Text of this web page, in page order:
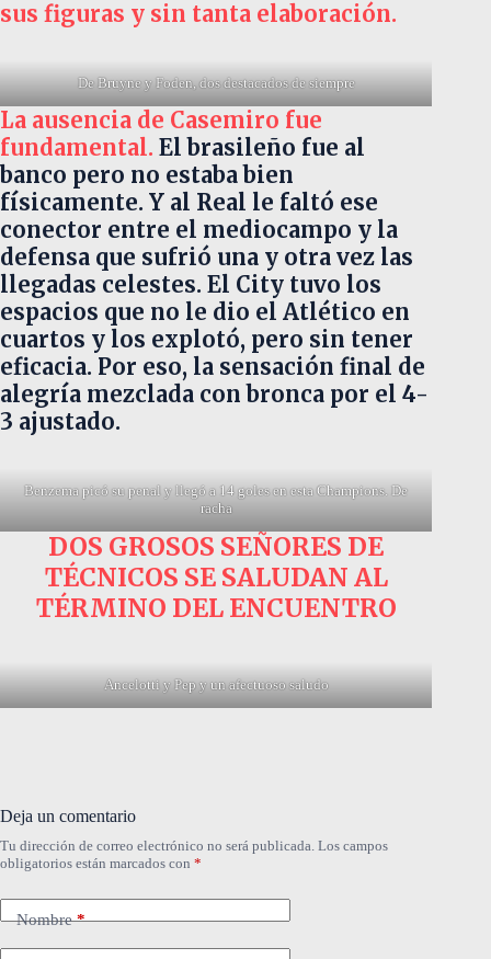
sus figuras y sin tanta elaboración.
De Bruyne y Foden, dos destacados de siempre
La ausencia de Casemiro fue
fundamental. El brasileño fue al
banco pero no estaba bien
físicamente. Y al Real le faltó ese
conector entre el mediocampo y la
defensa que sufrió una y otra vez las
llegadas celestes. El City tuvo los
espacios que no le dio el Atlético en
cuartos y los explotó, pero sin tener
eficacia. Por eso, la sensación final de
alegría mezclada con bronca por el 4-
3 ajustado.
Benzema picó su penal y llegó a 14 goles en esta Champions. De
racha
DOS GROSOS SEÑORES DE
TÉCNICOS SE SALUDAN AL
TÉRMINO DEL ENCUENTRO
Ancelotti y Pep y un afectuoso saludo
Deja un comentario
Tu dirección de correo electrónico no será publicada. Los campos
obligatorios están marcados con *
Nombre*